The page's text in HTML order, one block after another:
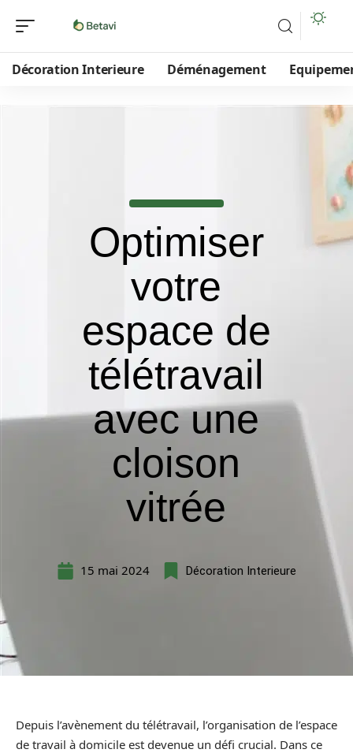
Décoration Interieure Déménagement
Optimiser
votre
espace de
télétravail
avec une
cloison
vitrée
15 mai 2024 Décoration Interieure
Depuis l’avènement du télétravail, l’organisation de l’espace
de travail à domicile est devenue un défi crucial. Dans ce